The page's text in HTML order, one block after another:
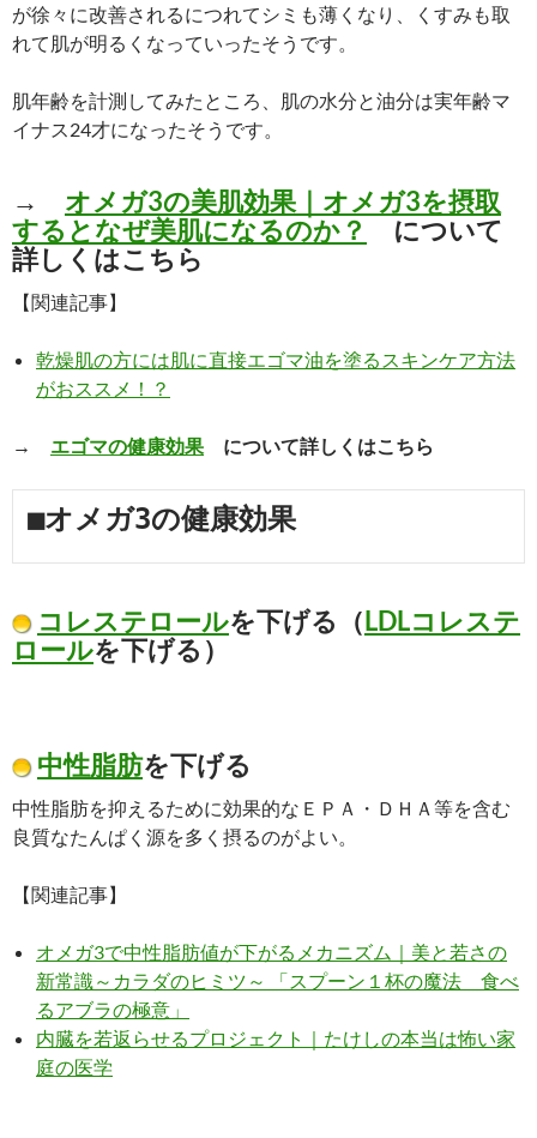
が徐々に改善されるにつれてシミも薄くなり、くすみも取
れて肌が明るくなっていったそうです。
肌年齢を計測してみたところ、肌の水分と油分は実年齢マ
イナス24才になったそうです。
→ オメガ3の美肌効果｜オメガ3を摂取
するとなぜ美肌になるのか？
について
詳しくはこちら
【関連記事】
乾燥肌の方には肌に直接エゴマ油を塗るスキンケア方法
がおススメ！？
→ エゴマの健康効果 について詳しくはこちら
■オメガ3の健康効果
コレステロールを下げる（LDLコレステ
ロールを下げる）
中性脂肪を下げる
中性脂肪を抑えるために効果的なＥＰＡ・ＤＨＡ等を含む
良質なたんぱく源を多く摂るのがよい。
【関連記事】
オメガ3で中性脂肪値が下がるメカニズム｜美と若さの
新常識～カラダのヒミツ～ 「スプーン１杯の魔法 食べ
るアブラの極意」
内臓を若返らせるプロジェクト｜たけしの本当は怖い家
庭の医学